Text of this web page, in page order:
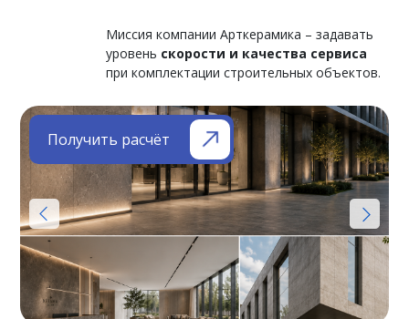
Миссия компании Арткерамика – задавать
уровень скорости и качества сервиса
при комплектации строительных объектов.
Получить расчёт